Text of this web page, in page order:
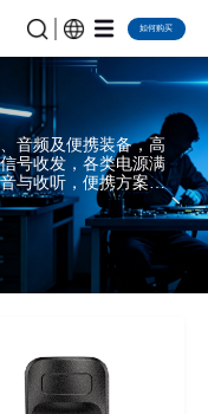
如何购买
音频及便携装备，高
号收发，各类电源满
与收听，便携方案增
配的配件体系，为专
设备最大效能。